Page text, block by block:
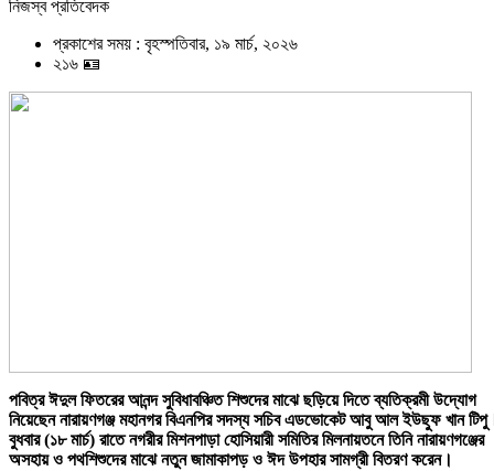
নিজস্ব প্রতিবেদক
প্রকাশের সময় : বৃহস্পতিবার, ১৯ মার্চ, ২০২৬
২১৬ 🪪
পবিত্র ঈদুল ফিতরের আনন্দ সুবিধাবঞ্চিত শিশুদের মাঝে ছড়িয়ে দিতে ব্যতিক্রমী উদ্যোগ
নিয়েছেন নারায়ণগঞ্জ মহানগর বিএনপির সদস্য সচিব এডভোকেট আবু আল ইউছুফ খান
বুধবার (১৮ মার্চ) রাতে নগরীর মিশনপাড়া হোসিয়ারী সমিতির মিলনায়তনে তিনি নারায়ণগঞ্জের
অসহায় ও পথশিশুদের মাঝে নতুন জামাকাপড় ও ঈদ উপহার সামগ্রী বিতরণ করেন।